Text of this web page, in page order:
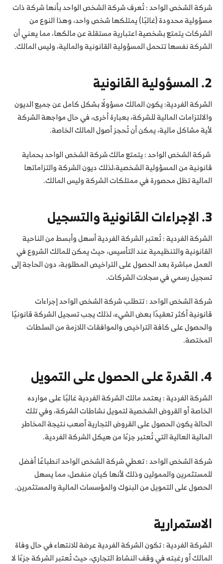
شركة الشخص الواحد : تُعرف شركة الشخص الواحد بأنها شركة ذات
مسؤولية محدودة (غالبًا) يمتلكها شخص واحد، وهذا النوع من
الشركات يتمتع بشخصية اعتبارية مستقلة عن مالكها، مما يعني أن
الشركة نفسها تتحمل المسؤولية القانونية والمالية، وليس المالك.
2. المسؤولية القانونية
الشركة الفردية: يكون المالك مسؤولًا بشكل كامل عن جميع الديون
والالتزامات المالية للشركة، بعبارة أخرى، في حال مواجهة الشركة
لأية مشاكل مالية، يمكن أن تُحجز أصول المالك الخاصة.
شركة الشخص الواحد : يتمتع مالك شركة الشخص الواحد بحماية
قانونية من المسؤولية الشخصية،لذلك ديون الشركة والتزاماتها
المالية تظل محصورة في ممتلكات الشركة وليس المالك.
3. الإجراءات القانونية والتسجيل
الشركة الفردية : تُعتبر الشركة الفردية أسهل وأبسط من الناحية
القانونية والتنظيمية عند التأسيس، حيث يمكن للمالك الشروع في
العمل مباشرة بعد الحصول على التراخيص المطلوبة، دون الحاجة إلى
تسجيل رسمي في سجلات الشركات.
شركة الشخص الواحد : تتطلب شركة الشخص الواحد إجراءات
قانونية أكثر تعقيدًا بعض الشيء، لذلك يجب تسجيل الشركة قانونيًا
والحصول على كافة التراخيص والموافقات اللازمة من السلطات
المختصة.
4. القدرة على الحصول على التمويل
الشركة الفردية : يعتمد مالك الشركة الفردية غالبًا على موارده
الخاصة أو القروض الشخصية لتمويل نشاطات الشركة، وفي تلك
الحالة يكون الحصول على القروض التجارية أصعب نتيجة المخاطر
المالية العالية التي تُعتبر جزءًا من هيكل الشركة الفردية.
شركة الشخص الواحد : تعطي شركة الشخص الواحد انطباعًا أفضل
للمستثمرين والممولين وذلك لأنها كيان منفصل، مما يسهل
الحصول على التمويل من البنوك والمؤسسات المالية والمستثمرين.
الاستمرارية
الشركة الفردية : تكون الشركة الفردية عرضة للانتهاء في حال وفاة
المالك أو رغبته في وقف النشاط التجاري، حيث تُعتبر الشركة جزءًا لا